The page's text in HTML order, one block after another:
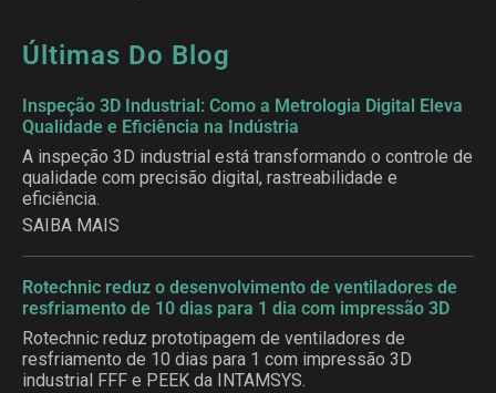
Últimas Do Blog
Inspeção 3D Industrial: Como a Metrologia Digital Eleva
Qualidade e Eficiência na Indústria
A inspeção 3D industrial está transformando o controle de
qualidade com precisão digital, rastreabilidade e
eficiência.
SAIBA MAIS
Rotechnic reduz o desenvolvimento de ventiladores de
resfriamento de 10 dias para 1 dia com impressão 3D
Rotechnic reduz prototipagem de ventiladores de
resfriamento de 10 dias para 1 com impressão 3D
industrial FFF e PEEK da INTAMSYS.